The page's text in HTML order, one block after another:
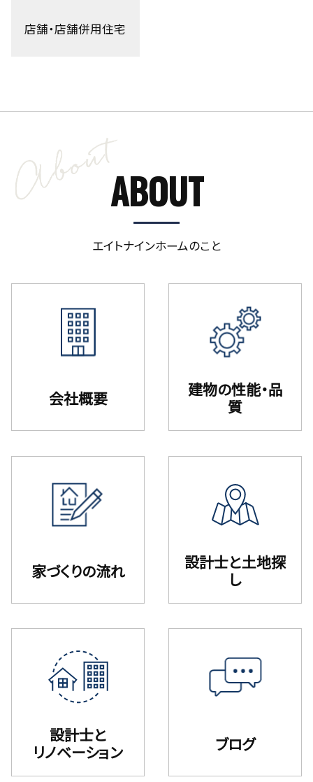
店舗・店舗併用住宅
ABOUT
エイトナインホームのこと
会社概要
建物の性能・品
質
家づくりの流れ
設計⼠と⼟地探
し
設計士と
リノベーション
ブログ